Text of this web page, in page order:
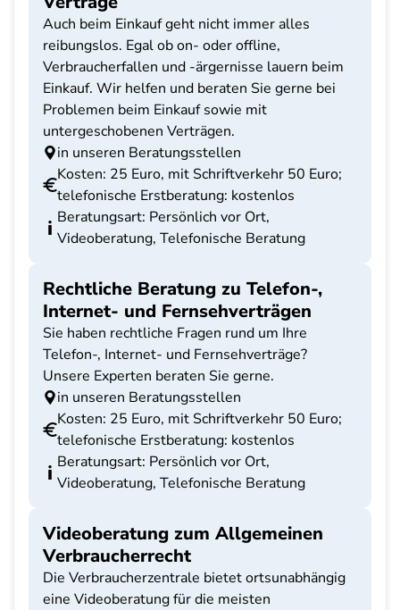
Auch beim Einkauf geht nicht immer alles
reibungslos. Egal ob on- oder offline,
Verbraucherfallen und -ärgernisse lauern beim
Einkauf. Wir helfen und beraten Sie gerne bei
Problemen beim Einkauf sowie mit
untergeschobenen Verträgen.
in unseren Beratungsstellen
Kosten: 25 Euro, mit Schriftverkehr 50 Euro;
telefonische Erstberatung: kostenlos
Beratungsart: Persönlich vor Ort,
Videoberatung, Telefonische Beratung
Rechtliche Beratung zu Telefon-,
Internet- und Fernsehverträgen
Sie haben rechtliche Fragen rund um Ihre
Telefon-, Internet- und Fernsehverträge?
Unsere Experten beraten Sie gerne.
in unseren Beratungsstellen
Kosten: 25 Euro, mit Schriftverkehr 50 Euro;
telefonische Erstberatung: kostenlos
Beratungsart: Persönlich vor Ort,
Videoberatung, Telefonische Beratung
Videoberatung zum Allgemeinen
Verbraucherrecht
Die Verbraucherzentrale bietet ortsunabhängig
eine Videoberatung für die meisten